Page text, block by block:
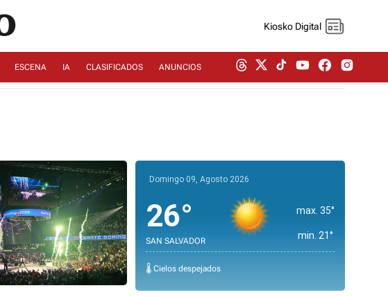
Kiosko Digital
ESCENA IA CLASIFICADOS ANUNCIOS
Domingo 09, Agosto 2026
26°
SAN SALVADOR
max. 35°
min. 21°
🌡️ Cielos despejados